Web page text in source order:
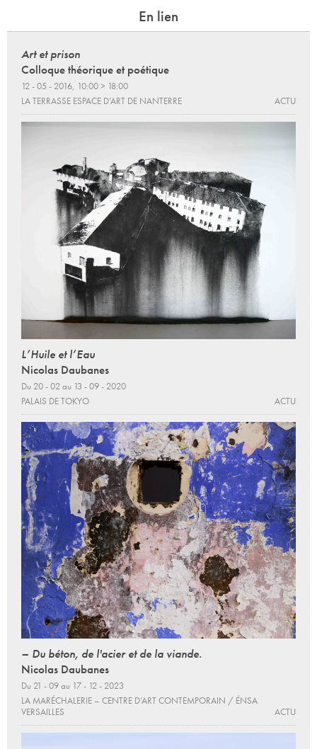
En lien
Art et prison
Colloque théorique et poétique
12 - 05 - 2016, 10:00 > 18:00
LA TERRASSE ESPACE D’ART DE NANTERRE
ACTU
L’Huile et l’Eau
Nicolas Daubanes
Du 20 - 02 au 13 - 09 - 2020
PALAIS DE TOKYO
ACTU
– Du béton, de l'acier et de la viande.
Nicolas Daubanes
Du 21 - 09 au 17 - 12 - 2023
LA MARÉCHALERIE – CENTRE D’ART CONTEMPORAIN / ÉNSA
VERSAILLES
ACTU